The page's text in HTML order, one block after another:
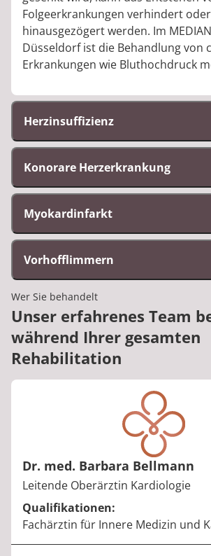
Folgeerkrankungen verhindert
hinausgezögert werden. Im
Düsseldorf ist die Behandlung von
Erkrankungen wie Bluthochdruck
Herzinsuffizienz
Konorare Herzerkrankung
Myokardinfarkt
Vorhofflimmern
Wer Sie behandelt
Unser erfahrenes Team
während Ihrer gesamten
Rehabilitation
Dr. med. Barbara Bellmann
Berufstitel:
Leitende Oberärztin Kardiologie
Qualifikationen:
Fachärztin für Innere Medizin und